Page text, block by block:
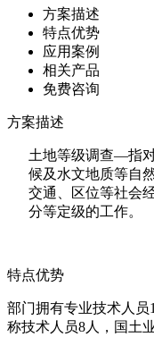
方案描述
特点优势
应用案例
相关产品
免费咨询
方案描述
土地等级调查—指
候及水文地质等自
交通、区位等社会
分等定级的工作。
特点优势
部门拥有专业技术人员
称技术人员8人，国土